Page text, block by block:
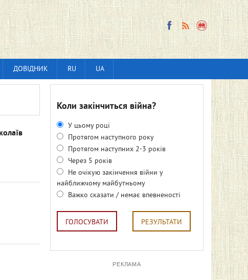
ДОВІДНИК RU UA
Коли закінчиться війна?
У цьому році
Протягом наступного року
Протягом наступних 2-3 років
Через 5 років
Не очікую закінчення війни у
найближчому майбутньому
Важко сказати / немає впевненості
ГОЛОСУВАТИ РЕЗУЛЬТАТИ
РЕКЛАМА